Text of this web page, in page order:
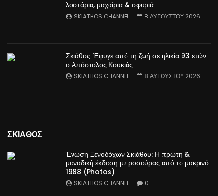
λοστάρια, μαχαίρια & σφυριά
SKIATHOS CHANNEL 8 ΑΥΓΟΥΣΤΟΥ 2026
Σκιάθος: Έφυγε από τη ζωή σε ηλικία 93 ετών
ο Απόστολος Κουκιάς
SKIATHOS CHANNEL 8 ΑΥΓΟΥΣΤΟΥ 2026
ΣΚΙΑΘΟΣ
Ένωση Ξενοδόχων Σκιάθου: Η πρώτη &
μοναδική έκδοση μπροσούρας από το μακρινό
1988 (Photos)
SKIATHOS CHANNEL 0